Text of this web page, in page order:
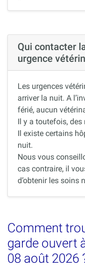
Qui contacter
urgence
Les urgences
arriver la nuit. A
férié, aucun
Il y a toutefois, des
Il existe certains
nuit.
Nous vous
cas contraire, il
d’obtenir les soins
Comment
garde ouvert
08 août 2026